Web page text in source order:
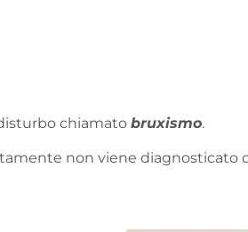
chiamato bruxismo.
non viene